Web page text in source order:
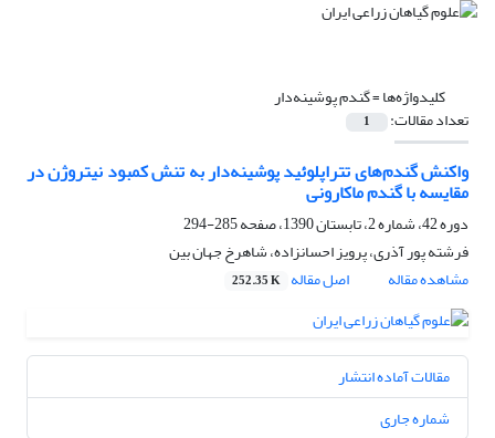
کلیدواژه‌ها =گندم پوشینه‌دار
تعداد مقالات: 1
واکنش گندم‌های تتراپلوئید پوشینه‌دار به تنش کمبود نیتروژن در
مقایسه با گندم ماکارونی
دوره 42، شماره 2، تابستان 1390، صفحه
285-294
فرشته پور آذری، پرویز احسانزاده، شاهرخ جهان بین
مشاهده مقاله
اصل مقاله 252.35 K
مقالات آماده انتشار
شماره جاری